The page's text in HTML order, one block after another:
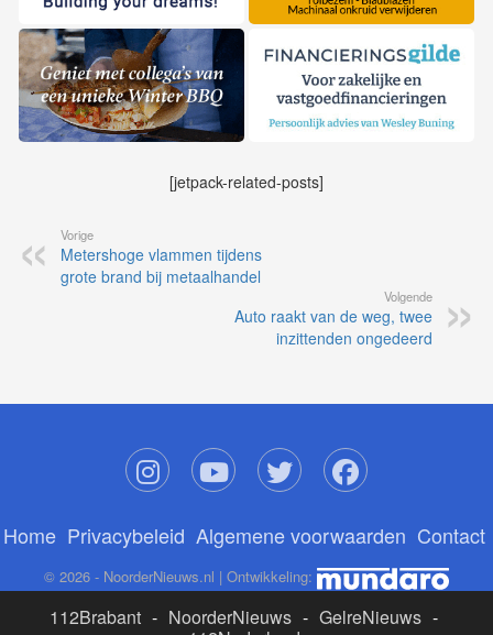
[jetpack-related-posts]
Vorige
Metershoge vlammen tijdens
grote brand bij metaalhandel
Volgende
Auto raakt van de weg, twee
inzittenden ongedeerd
Home Privacybeleid Algemene voorwaarden Contact
© 2026 - NoorderNieuws.nl | Ontwikkeling:
112Brabant - NoorderNieuws - GelreNieuws -